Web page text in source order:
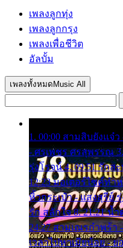
เพลงลูกทุ่ง
เพลงลูกกรุง
เพลงเพื่อชีวิต
อัลบั้ม
เพลงทั้งหมด Music All
1. 00:00 สามสิบยังแจ๋
- ศรเพชร ศรสุพรรณ
รุ่งโรจน์ 4. 09:51 รัก
12:23 มอเตอร์ไซค์ทำ
หิ้วกระเป๋า - แสงสุรีย์
รัก สลักใจ 8. 21:21 น้
24:27 สามเณรกำพร้า
เวลาไปหาเมียน้อย - ย